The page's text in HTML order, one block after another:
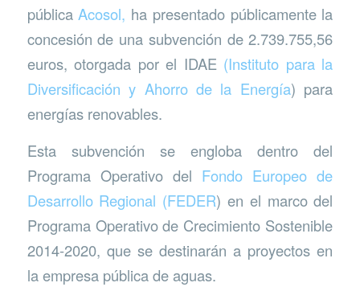
públicaAcosol, ha presentado públicamente la
concesión de una subvención de 2.739.755,56
euros, otorgada por el IDAE (Instituto para la
Diversificación y Ahorro de la Energía) para
energías renovables.
Esta subvención se engloba dentro del
Programa Operativo del Fondo Europeo de
Desarrollo Regional (FEDER) en el marco del
Programa Operativo de Crecimiento Sostenible
2014-2020, que se destinarán a proyectos en
la empresa pública de aguas.